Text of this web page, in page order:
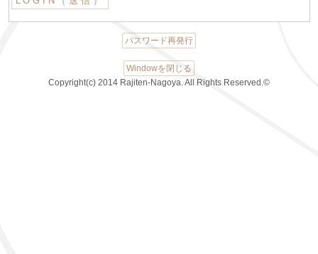
パスワード再発行
Windowを閉じる
Copyright(c) 2014 Rajiten-Nagoya. All Rights Reserved.©